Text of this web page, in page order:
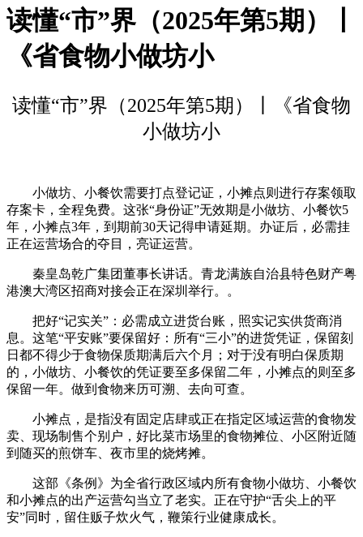
读懂“市”界（2025年第5期）丨
《省食物小做坊小
读懂“市”界（2025年第5期）丨《省食物
小做坊小
小做坊、小餐饮需要打点登记证，小摊点则进行存案领取
存案卡，全程免费。这张“身份证”无效期是小做坊、小餐饮5
年，小摊点3年，到期前30天记得申请延期。办证后，必需挂
正在运营场合的夺目，亮证运营。
秦皇岛乾广集团董事长讲话。青龙满族自治县特色财产粤
港澳大湾区招商对接会正在深圳举行。。
把好“记实关”：必需成立进货台账，照实记实供货商消
息。这笔“平安账”要保留好：所有“三小”的进货凭证，保留刻
日都不得少于食物保质期满后六个月；对于没有明白保质期
的，小做坊、小餐饮的凭证要至多保留二年，小摊点的则至多
保留一年。做到食物来历可溯、去向可查。
小摊点，是指没有固定店肆或正在指定区域运营的食物发
卖、现场制售个别户，好比菜市场里的食物摊位、小区附近随
到随买的煎饼车、夜市里的烧烤摊。
这部《条例》为全省行政区域内所有食物小做坊、小餐饮
和小摊点的出产运营勾当立了老实。正在守护“舌尖上的平
安”同时，留住贩子炊火气，鞭策行业健康成长。